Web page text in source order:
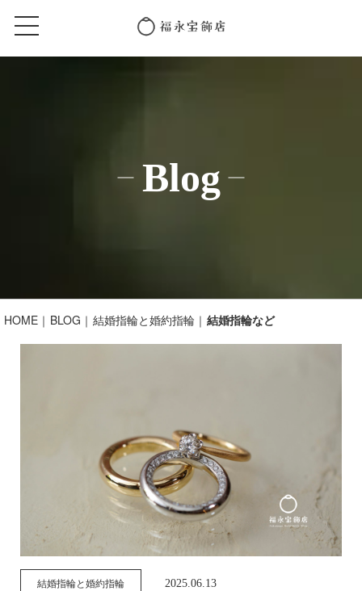
Blog
HOME BLOG 結婚指輪と婚約指輪 結婚指輪など
結婚指輪と婚約指輪 2025.06.13